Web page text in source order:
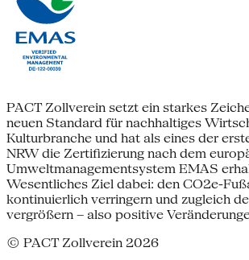
PACT Zollverein setzt ein starkes
neuen Standard für nachhaltiges
Kulturbranche und hat als eines der
NRW die Zertifizierung nach dem
Umweltmanagementsystem EMAS
Wesentliches Ziel dabei: den CO2e-
kontinuierlich verringern und zugleich
vergrößern – also positive
© PACT Zollverein 2026